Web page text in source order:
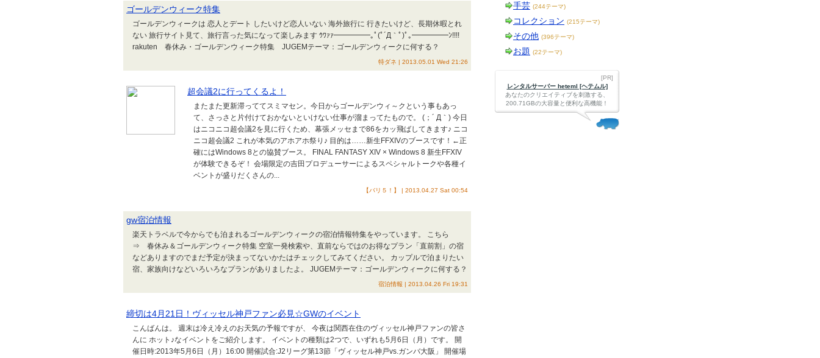
ゴールデンウィーク特集
ゴールデンウィークは 恋人とデート したいけど恋人いない 海外旅行に 行きたいけど、長期休暇とれ
ない 旅行サイト見て、旅行言った気になって楽しみます ｳﾜｧｧ━━━━━｡ﾟ(ﾟ´Д｀ﾟ)ﾟ｡━━━━━ﾝ!!!!
rakuten 春休み・ゴールデンウィーク特集 JUGEMテーマ：ゴールデンウィークに何する？
特ダネ | 2013.05.01 Wed 21:26
超会議2に行ってくるよ！
またまた更新滞っててスミマセン。今日からゴールデンウィ～クという事もあっ
て、さっさと片付けておかないといけない仕事が溜まってたもので。 (；´ Д｀) 今日
はニコニコ超会議2を見に行くため、幕張メッセまで86をカッ飛ばしてきます♪ ニコ
ニコ超会議2 これが本気のアホアホ祭り♪ 目的は……新生FFXIVのブースです！←正
確にはWindows 8との協賛ブース。 FINAL FANTASY XIV × Windows 8 新生FFXIV
が体験できるぞ！ 会場限定の吉田プロデューサーによるスペシャルトークや各種イ
ベントが盛りだくさんの...
【バリ５！】 | 2013.04.27 Sat 00:54
gw宿泊情報
楽天トラベルで今からでも泊まれるゴールデンウィークの宿泊情報特集をやっています。 こちら
⇒ 春休み＆ゴールデンウィーク特集 空室一発検索や、直前ならではのお得なプラン「直前割」の宿
などありますのでまだ予定が決まってないかたはチェックしてみてください。 カップルで泊まりたい
宿、家族向けなどいろいろなプランがありましたよ。 JUGEMテーマ：ゴールデンウィークに何する？
宿泊情報 | 2013.04.26 Fri 19:31
締切は4月21日！ヴィッセル神戸ファン必見☆GWのイベント
こんばんは。 週末は冷え冷えのお天気の予報ですが、 今夜は関西在住のヴィッセル神戸ファンの皆さ
んに ホット♪なイベントをご紹介します。 イベントの種類は2つで、いずれも5月6日（月）です。 開
催日時:2013年5月6日（月）16:00 開催試合:J2リーグ第13節「ヴィッセル神戸vs.ガンバ大阪」 開催場
手芸 (244テーマ)
コレクション (215テーマ)
その他 (396テーマ)
お題 (22テーマ)
[PR]
レンタルサーバー heteml [ヘテムル]
あなたのクリエイティブを刺激する、
200.71GBの大容量と便利な高機能！